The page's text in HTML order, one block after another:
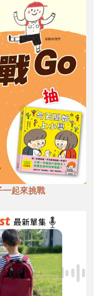
一起來挑戰